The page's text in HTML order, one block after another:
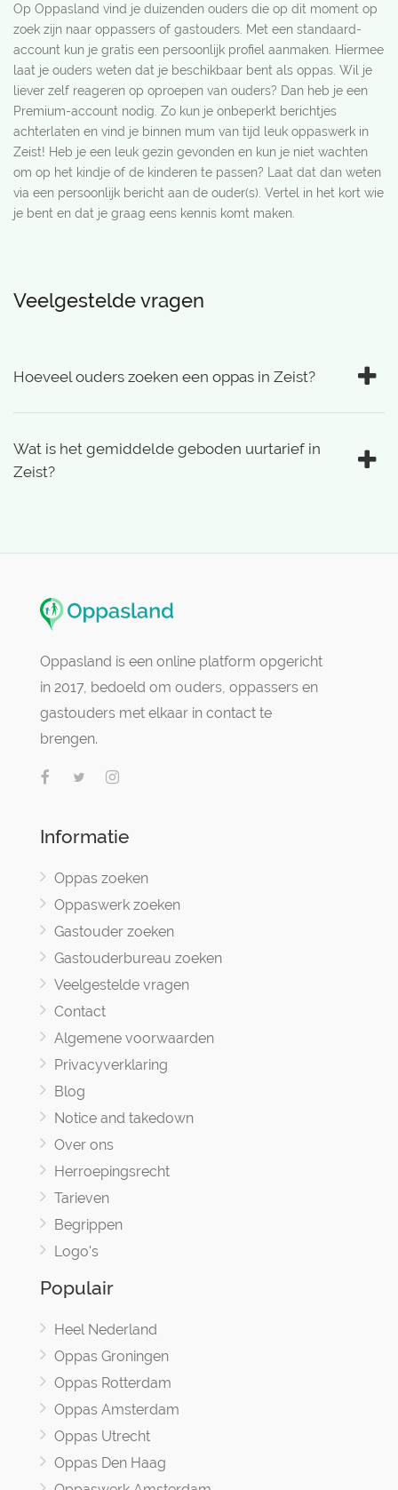
Op Oppasland vind je duizenden ouders die op dit moment op
zoek zijn naar oppassers of gastouders. Met een standaard-
account kun je gratis een persoonlijk profiel aanmaken. Hiermee
laat je ouders weten dat je beschikbaar bent als oppas. Wil je
liever zelf reageren op oproepen van ouders? Dan heb je een
Premium-account nodig. Zo kun je onbeperkt berichtjes
achterlaten en vind je binnen mum van tijd leuk oppaswerk in
Zeist! Heb je een leuk gezin gevonden en kun je niet wachten
om op het kindje of de kinderen te passen? Laat dat dan weten
via een persoonlijk bericht aan de ouder(s). Vertel in het kort wie
je bent en dat je graag eens kennis komt maken.
Veelgestelde vragen
Hoeveel ouders zoeken een oppas in Zeist?
Wat is het gemiddelde geboden uurtarief in
Zeist?
Oppasland is een online platform opgericht
in 2017, bedoeld om ouders, oppassers en
gastouders met elkaar in contact te
brengen.
Informatie
Oppas zoeken
Oppaswerk zoeken
Gastouder zoeken
Gastouderbureau zoeken
Veelgestelde vragen
Contact
Algemene voorwaarden
Privacyverklaring
Blog
Notice and takedown
Over ons
Herroepingsrecht
Tarieven
Begrippen
Logo's
Populair
Heel Nederland
Oppas Groningen
Oppas Rotterdam
Oppas Amsterdam
Oppas Utrecht
Oppas Den Haag